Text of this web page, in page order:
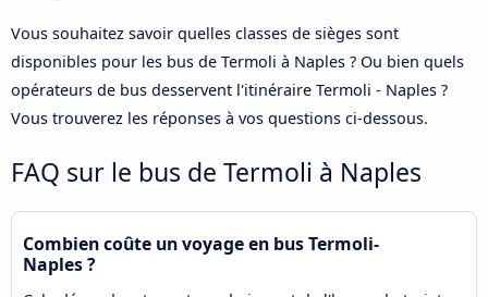
Vous souhaitez savoir quelles classes de sièges sont
disponibles pour les bus de Termoli à Naples ? Ou bien quels
opérateurs de bus desservent l'itinéraire Termoli - Naples ?
Vous trouverez les réponses à vos questions ci-dessous.
FAQ sur le bus de Termoli à Naples
Combien coûte un voyage en bus Termoli-
Naples ?